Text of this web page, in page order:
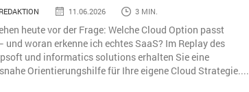
11.06.2026 3 MIN.
heute vor der Frage: Welche Cloud Option passt
woran erkenne ich echtes SaaS? Im Replay des
und informatics solutions erhalten Sie eine
Orientierungshilfe für Ihre eigene Cloud Strategie....